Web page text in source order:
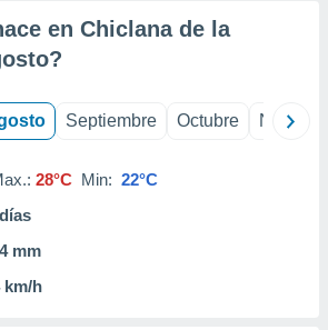
en Chiclana de la
?
Septiembre Octubre
28°C Min: 22°C
días
4 mm
km/h